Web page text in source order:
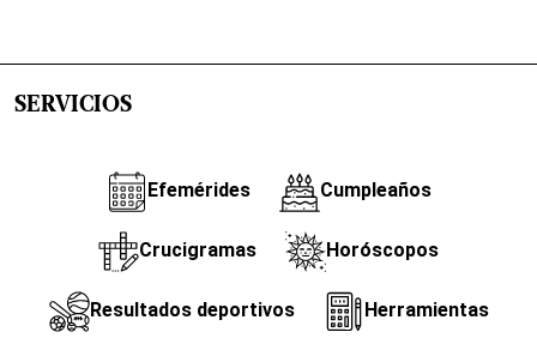
SERVICIOS
Efemérides Cumpleaños
Crucigramas Horóscopos
Resultados deportivos Herramientas